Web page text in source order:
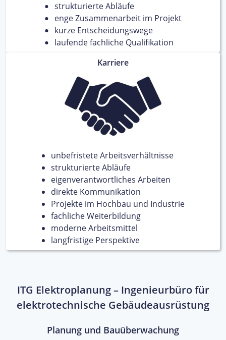
strukturierte Abläufe
enge Zusammenarbeit im Projekt
kurze Entscheidungswege
laufende fachliche Qualifikation
Karriere
unbefristete Arbeitsverhältnisse
strukturierte Abläufe
eigenverantwortliches Arbeiten
direkte Kommunikation
Projekte im Hochbau und Industrie
fachliche Weiterbildung
moderne Arbeitsmittel
langfristige Perspektive
ITG Elektroplanung – Ingenieurbüro für
elektrotechnische Gebäudeausrüstung
Planung und Bauüberwachung